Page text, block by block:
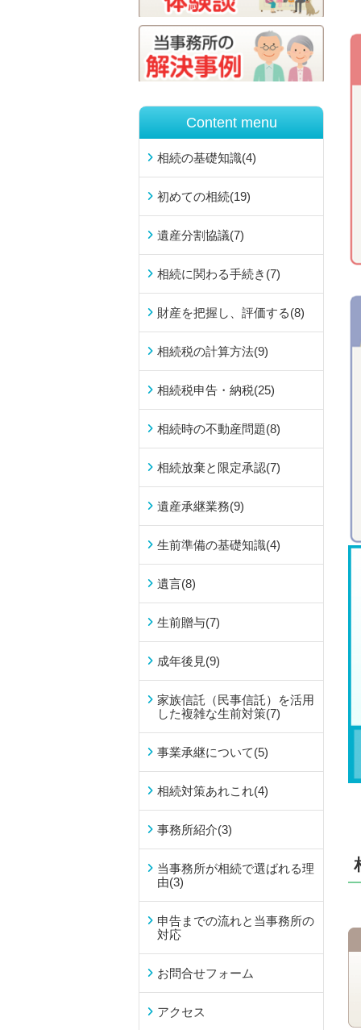
Content menu
相続の基礎知識(4)
初めての相続(19)
遺産分割協議(7)
相続に関わる手続き (7)
財産を把握し、評価する(8)
相続税の計算方法(9)
相続税申告・納税(25)
相続時の不動産問題(8)
相続放棄と限定承認(7)
遺産承継業務(9)
生前準備の基礎知識(4)
遺言(8)
生前贈与(7)
成年後見(9)
家族信託（民事信託）を活用
した複雑な生前対策(7)
事業承継について(5)
相続対策あれこれ(4)
事務所紹介(3)
当事務所が相続で選ばれる理
由(3)
申告までの流れと当事務所の
対応
お問合せフォーム
アクセス